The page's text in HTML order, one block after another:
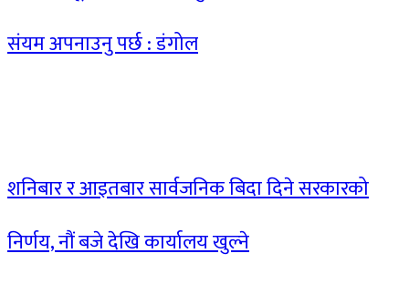
संयम अपनाउनु पर्छ : डंगोल
शनिबार र आइतबार सार्वजनिक बिदा दिने सरकारको
निर्णय, नौं बजे देखि कार्यालय खुल्ने